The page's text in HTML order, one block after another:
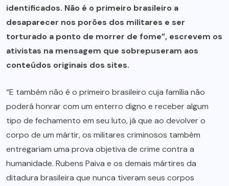
identificados. Não é o primeiro brasileiro a
desaparecer nos porões dos militares e ser
torturado a ponto de morrer de fome”, escrevem os
ativistas na mensagem que sobrepuseram aos
conteúdos originais dos sites.
“E também não é o primeiro brasileiro cuja família não
poderá honrar com um enterro digno e receber algum
tipo de fechamento em seu luto, já que ao devolver o
corpo de um mártir, os militares criminosos também
entregariam uma prova objetiva de crime contra a
humanidade. Rubens Paiva e os demais mártires da
ditadura brasileira que nunca tiveram seus corpos